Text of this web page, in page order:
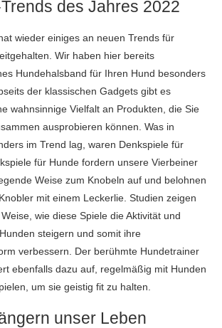
des Jahres 2022
wieder einiges an neuen Trends für
Wir haben hier bereits
Hundehalsband für Ihren Hund besonders
der klassischen Gadgets gibt es
wahnsinnige Vielfalt an Produkten, die Sie
ausprobieren können. Was in
im Trend lag, waren Denkspiele für
für Hunde fordern unsere Vierbeiner
Weise zum Knobeln auf und belohnen
mit einem Leckerlie. Studien zeigen
wie diese Spiele die Aktivität und
steigern und somit ihre
verbessern. Der berühmte Hundetrainer
ebenfalls dazu auf, regelmäßig mit Hunden
um sie geistig fit zu halten.
unser Leben